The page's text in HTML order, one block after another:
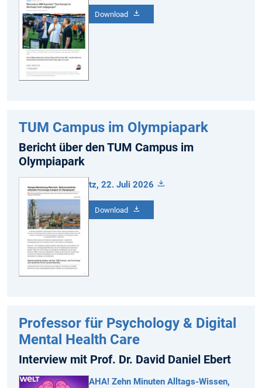
Download
TUM Campus im Olympiapark
Bericht über den TUM Campus im
Olympiapark
tz, 22. Juli 2026
Download
Professor für Psychology & Digital
Mental Health Care
Interview mit Prof. Dr. David Daniel Ebert
AHA! Zehn Minuten Alltags-Wissen,